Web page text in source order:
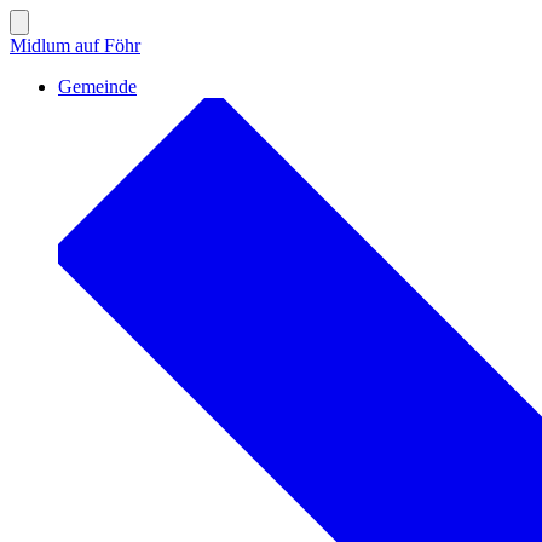
Zum
Inhalt
Suche
ein-/ausblenden
Midlum auf Föhr
Gemeinde